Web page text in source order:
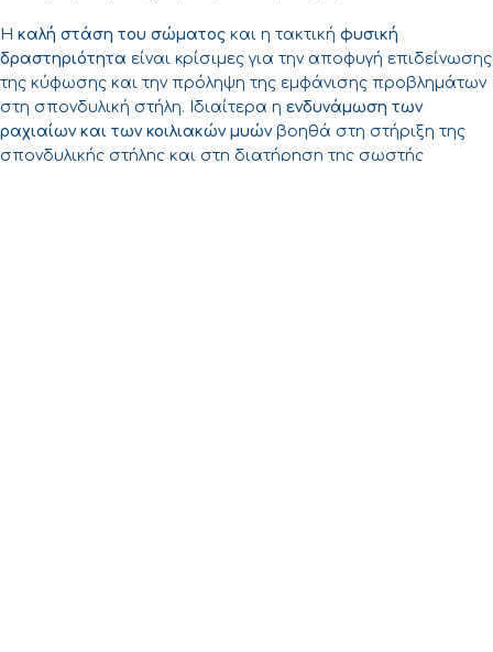
Η καλή στάση του σώματος και η τακτική φυσική
δραστηριότητα είναι κρίσιμες για την αποφυγή επιδείνωσης
της κύφωσης και την πρόληψη της εμφάνισης προβλημάτων
στη σπονδυλική στήλη. Ιδιαίτερα η ενδυνάμωση των
ραχιαίων και των κοιλιακών μυώνβοηθά στη στήριξη της
σπονδυλικής στήλης και στη διατήρηση της σωστής